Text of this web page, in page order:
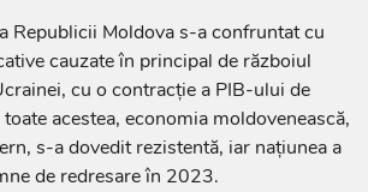
Republicii Moldova s-a confruntat cu
cauzate în principal de războiul
cu o contracție a PIB-ului de
acestea, economia moldovenească,
s-a dovedit rezistentă, iar națiunea a
de redresare în 2023.